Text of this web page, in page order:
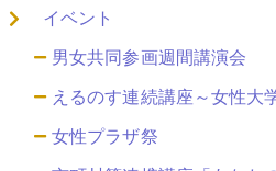
イベント
男女共同参画週間講演会
えるのす連続講座～女性大
女性プラザ祭